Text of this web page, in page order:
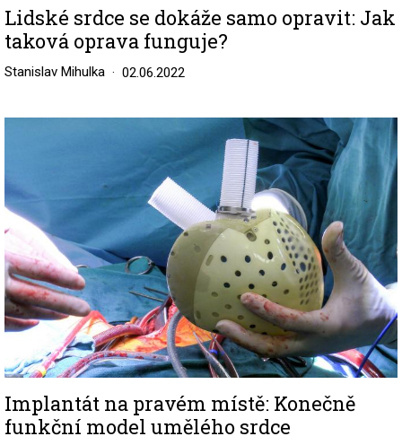
Lidské srdce se dokáže samo opravit: Jak
taková oprava funguje?
Stanislav Mihulka 02.06.2022
Implantát na pravém místě: Konečně
funkční model umělého srdce